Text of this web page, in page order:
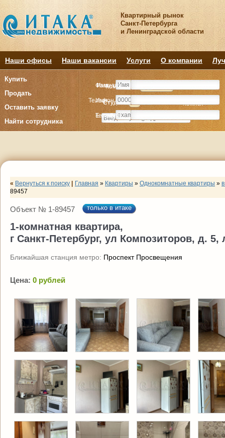
Квартирный рынок
Санкт-Петербурга
и Ленинградской области
Наши офисы Наши вакансии Услуги О компании
Купить
Продать
Оставить заявку
Найти сотрудника
Комнату
Студия Комнат
Комнату
Студия Комнат
Имя
Телефон
E-mail
Фамилия
Имя
Телефон
« Вернуться к поиску Главная » Квартиры » Однокомнатные квартиры »
89457
Объект № 1-89457 только в итаке
1-комнатная квартира,
г Санкт-Петербург, ул Композиторов, д. 5,
Ближайшая станция метро: Проспект Просвещения
Цена: 0 рублей